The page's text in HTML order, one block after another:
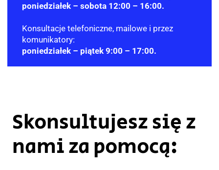
poniedziałek – sobota 12:00 – 16:00.
Konsultacje telefoniczne, mailowe i przez
komunikatory:
poniedziałek – piątek 9:00 – 17:00.
Skonsultujesz się z
nami za pomocą: